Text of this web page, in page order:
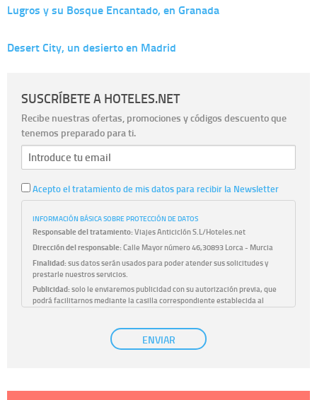
Lugros y su Bosque Encantado, en Granada
Desert City, un desierto en Madrid
SUSCRÍBETE A HOTELES.NET
Recibe nuestras ofertas, promociones y códigos descuento que
tenemos preparado para ti.
Acepto el tratamiento de mis datos para recibir la Newsletter
INFORMACIÓN BÁSICA SOBRE PROTECCIÓN DE DATOS
Responsable del tratamiento:Viajes Anticiclón S.L/Hoteles.net
Dirección del responsable:Calle Mayor número 46,30893 Lorca - Murcia
Finalidad:sus datos serán usados para poder atender sus solicitudes y
prestarle nuestros servicios.
Publicidad:solo le enviaremos publicidad con su autorización previa, que
podrá facilitarnos mediante la casilla correspondiente establecida al
únicamente trataremos sus datos con su consentimiento
previo, que podrá facilitarnos mediante la casilla correspondiente
ENVIAR